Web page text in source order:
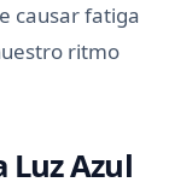
causar fatiga
ritmo
Luz Azul